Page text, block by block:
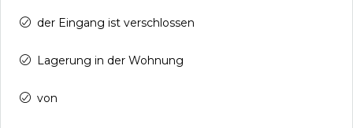
der Eingang ist verschlossen
Lagerung in der Wohnung
von